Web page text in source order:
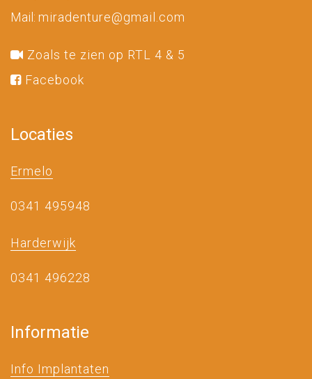
Mail: miradenture@gmail.com
Zoals te zien op RTL 4 & 5
Facebook
Locaties
Ermelo
0341 495948
Harderwijk
0341 496228
Informatie
Info Implantaten